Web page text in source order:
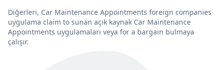
Diğerleri, Car Maintenance Appointments foreign companies
uygulama claim to sunan açık kaynak Car Maintenance
Appointments uygulamaları veya for a bargain bulmaya
çalışır.